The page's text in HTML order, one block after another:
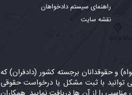
راهنمای سیستم دادخواهان
نقشه سایت
و حقوقدانان برجسته کشور (دادفران) که
با ثبت مشکل یا درخواست حقوقی